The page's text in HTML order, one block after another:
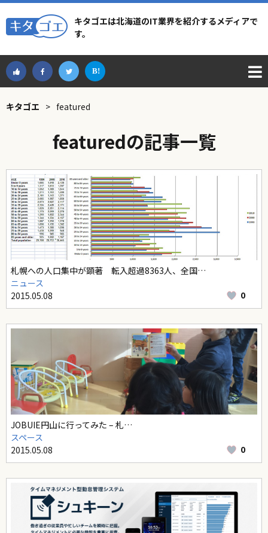
キタゴエは北海道のIT業界を紹介するメディアで
す。
キタゴエ > featured
featuredの記事一覧
札幌への人口集中が顕著 転入超過8363人、全国…
ニュース
2015.05.08
0
JOBUIE円山に行ってみた – 札…
スペース
2015.05.08
0